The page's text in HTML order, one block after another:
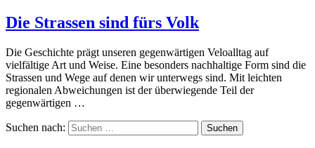
Die Strassen sind fürs Volk
Die Geschichte prägt unseren gegenwärtigen Veloalltag auf
vielfältige Art und Weise. Eine besonders nachhaltige Form sind die
Strassen und Wege auf denen wir unterwegs sind. Mit leichten
regionalen Abweichungen ist der überwiegende Teil der
gegenwärtigen …
Suchen nach: